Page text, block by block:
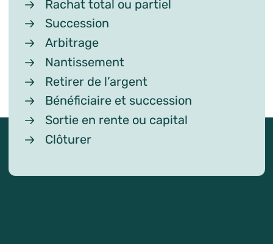
Rachat total ou partiel
Succession
Arbitrage
Nantissement
Retirer de l’argent
Bénéficiaire et succession
Sortie en rente ou capital
Clôturer